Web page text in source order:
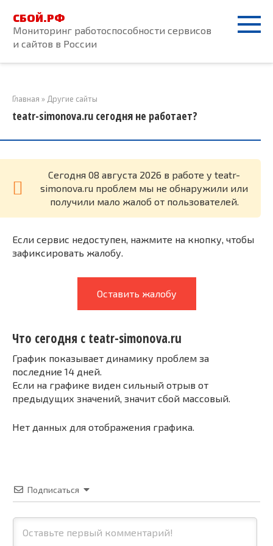
контенту
СБОЙ.РФ
Мониторинг работоспособности сервисов
и сайтов в России
Главная » Другие сайты
teatr-simonova.ru сегодня не работает?
Cегодня 08 августа 2026 в работе у teatr-
simonova.ru проблем мы не обнаружили или
получили мало жалоб от пользователей.
Если сервис недоступен, нажмите на кнопку, чтобы
зафиксировать жалобу.
Оставить жалобу
Что сегодня с teatr-simonova.ru
График показывает динамику проблем за
последние 14 дней.
Если на графике виден сильный отрыв от
предыдущих значений, значит сбой массовый.
Нет данных для отображения графика.
Подписаться